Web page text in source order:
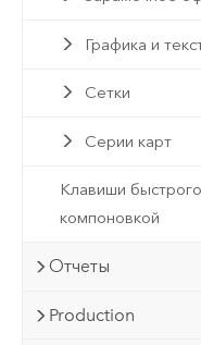
Графика и
Сетки
Серии карт
Клавиши
компоновкой
Отчеты
Production